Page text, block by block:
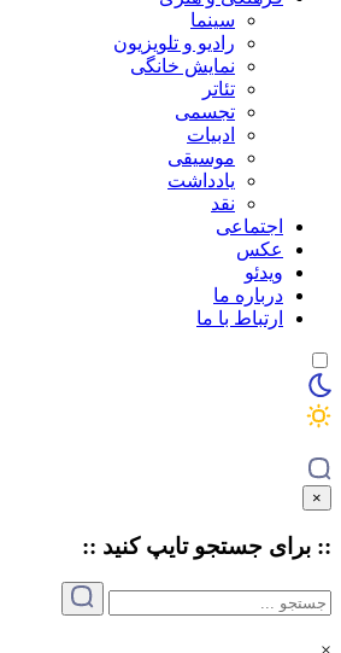
سینما
رادیو و تلویزیون
نمایش خانگی
تئاتر
تجسمی
ادبیات
موسیقی
یادداشت
نقد
اجتماعی
عکس
ویدئو
درباره ما
ارتباط با ما
×
:: برای جستجو تایپکنید ::